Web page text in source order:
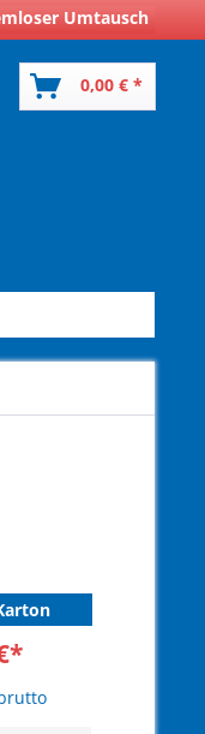
Umtausch
0,00 € *